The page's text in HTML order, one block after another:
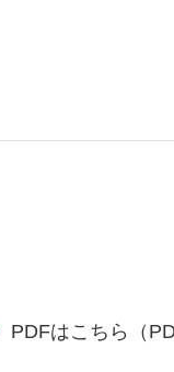
PDFはこちら（